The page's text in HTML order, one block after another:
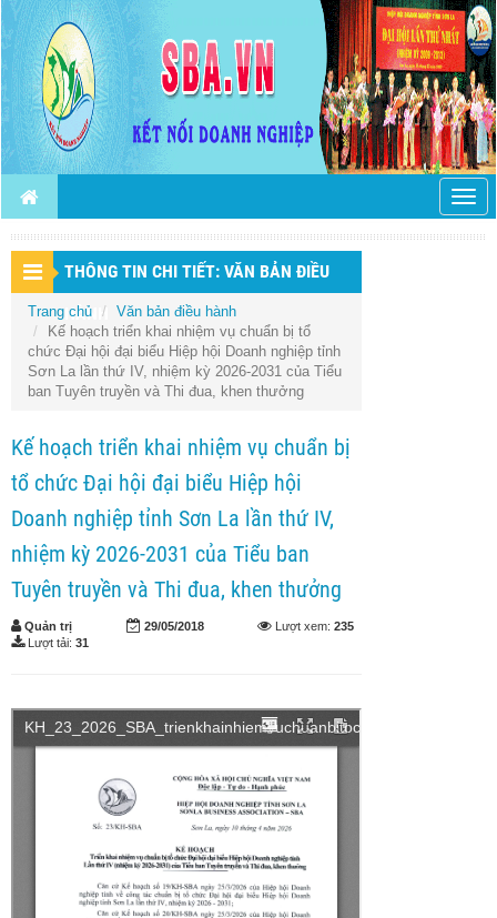
THÔNG TIN CHI TIẾT: VĂN BẢN ĐIỀU
HÀNH
Trang chủ
Văn bản điều hành
Kế hoạch triển khai nhiệm vụ chuẩn bị tổ
chức Đại hội đại biểu Hiệp hội Doanh nghiệp tỉnh
Sơn La lần thứ IV, nhiệm kỳ 2026-2031 của Tiểu
ban Tuyên truyền và Thi đua, khen thưởng
Kế hoạch triển khai nhiệm vụ chuẩn bị
tổ chức Đại hội đại biểu Hiệp hội
Doanh nghiệp tỉnh Sơn La lần thứ IV,
nhiệm kỳ 2026-2031 của Tiểu ban
Tuyên truyền và Thi đua, khen thưởng
Quản trị 29/05/2018 Lượt xem: 235
Lượt tải: 31